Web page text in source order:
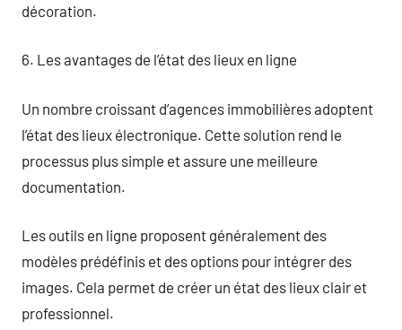
décoration.
6. Les avantages de l’état des lieux en ligne
Un nombre croissant d’agences immobilières adoptent
l’état des lieux électronique. Cette solution rend le
processus plus simple et assure une meilleure
documentation.
Les outils en ligne proposent généralement des
modèles prédéfinis et des options pour intégrer des
images. Cela permet de créer un état des lieux clair et
professionnel.